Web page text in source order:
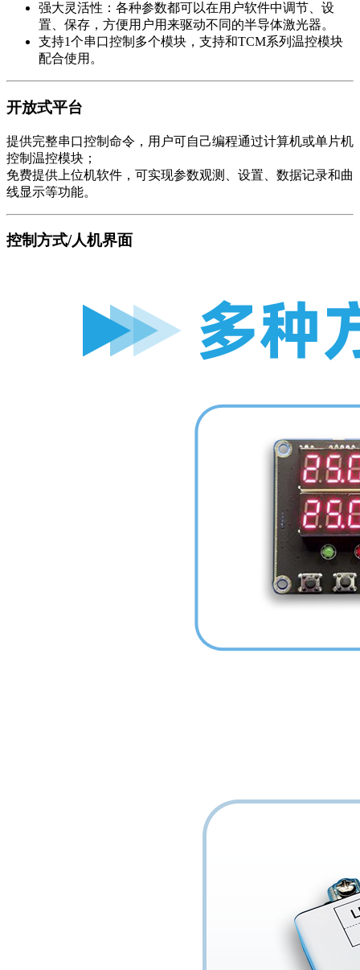
强大灵活性：各种参数都可以在用户软件中调节、设
置、保存，方便用户用来驱动不同的半导体激光器。
支持1个串口控制多个模块，支持和TCM系列温控模块
配合使用。
开放式平台
提供完整串口控制命令，用户可自己编程通过计算机或单片机
控制温控模块；
免费提供上位机软件，可实现参数观测、设置、数据记录和曲
线显示等功能。
控制方式/人机界面